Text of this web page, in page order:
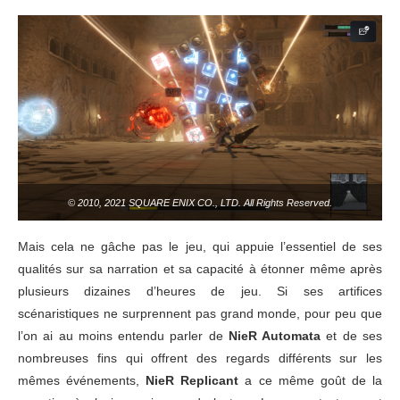
© 2010, 2021 SQUARE ENIX CO., LTD. All Rights Reserved.
Mais cela ne gâche pas le jeu, qui appuie l’essentiel de ses
qualités sur sa narration et sa capacité à étonner même après
plusieurs dizaines d’heures de jeu. Si ses artifices
scénaristiques ne surprennent pas grand monde, pour peu que
l’on ai au moins entendu parler de NieR Automata et de ses
nombreuses fins qui offrent des regards différents sur les
mêmes événements, NieR Replicant a ce même goût de la